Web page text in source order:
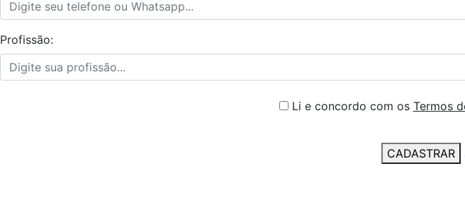
Profissão:
Li e concordo com os Termos
CADASTRAR